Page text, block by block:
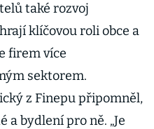
také rozvoj
klíčovou roli obce a
firem více
sektorem.
z Finepu připomněl,
a bydlení pro ně. „Je